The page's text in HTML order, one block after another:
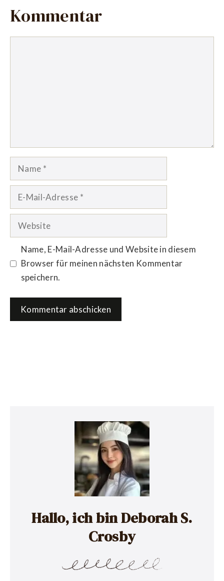
Kommentar
Name
Mail-
Adresse
Website
Name, E-Mail-Adresse und Website in diesem
Browser für meinen nächsten Kommentar
speichern.
Hallo, ich bin Deborah S.
Crosby